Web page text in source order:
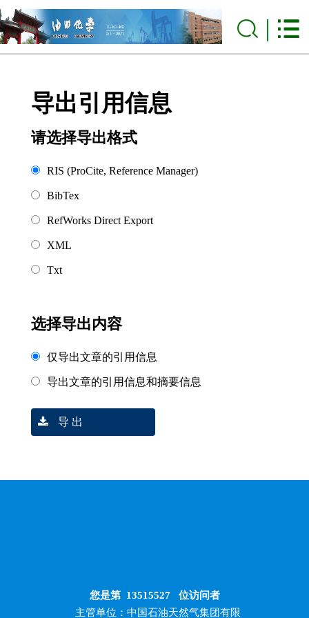
导出引用信息
请选择导出格式
RIS (ProCite, Reference Manager)
BibTex
RefWorks Direct Export
XML
Txt
选择导出内容
仅导出文章的引用信息
导出文章的引用信息和摘要信息
导 出
您是第 13515527位访问者
主管单位：中国石油天然气集团有限